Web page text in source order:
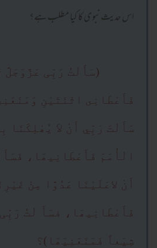
اس حدیث نبوی کا کیا مطلب ہے؟
(سَأَلْتُ رَبِّی عَزَّوَجَلَّ
فَأَعْطَانِى اثْنَتَیْنِ
سَأَلْتَ رَبِّي أَنْ لاَ یُھْلِکَنَا
الْأُمَمَ فَأَعْطَانِیھَا،
أَنْ لاعَلَیْنَا عَدُوَّا مِنْ
فَأَعْطَانِیھَا، فسَأَ لْتُ رَبِّی
شِیَعاً فَمَنَعَنِیَھَا)؟